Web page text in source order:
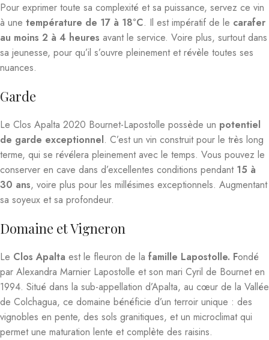
Pour exprimer toute sa complexité et sa puissance, servez ce vin
à une température de 17 à 18°C. Il est impératif de le carafer
au moins 2 à 4 heures avant le service. Voire plus, surtout dans
sa jeunesse, pour qu’il s’ouvre pleinement et révèle toutes ses
nuances.
Garde
Le Clos Apalta 2020 Bournet-Lapostolle possède un potentiel
de garde exceptionnel. C’est un vin construit pour le très long
terme, qui se révélera pleinement avec le temps. Vous pouvez le
conserver en cave dans d’excellentes conditions pendant 15 à
30 ans, voire plus pour les millésimes exceptionnels. Augmentant
sa soyeux et sa profondeur.
Domaine et Vigneron
Le Clos Apalta est le fleuron de la famille Lapostolle. Fondé
par Alexandra Marnier Lapostolle et son mari Cyril de Bournet en
1994. Situé dans la sub-appellation d’Apalta, au cœur de la Vallée
de Colchagua, ce domaine bénéficie d’un terroir unique : des
vignobles en pente, des sols granitiques, et un microclimat qui
permet une maturation lente et complète des raisins.